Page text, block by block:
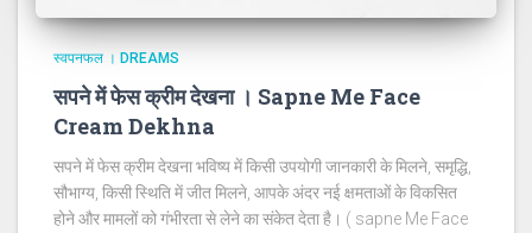
स्वपनफल । DREAMS
सपने में फेस क्रीम देखना । Sapne Me Face
Cream Dekhna
सपने में फेस क्रीम देखना भविष्य में किसी उपयोगी जानकारी के मिलने, समृद्धि,
सौभाग्य, किसी स्थिति में जीत मिलने, आपके अंदर नई क्षमताओं के विकसित
होने और मामलों को गंभीरता से लेने का संकेत देता है। ( sapne Me Face